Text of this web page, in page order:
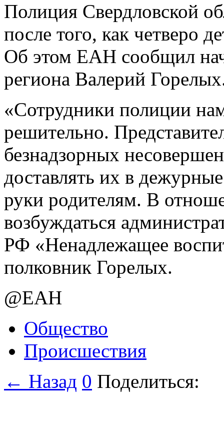
Полиция Свердловской
после того, как четверо
Об этом ЕАН сообщил
региона Валерий
«Сотрудники полиции
решительно.
безнадзорных
доставлять их в
руки родителям. В
возбуждаться
РФ «Ненадлежащее
полковник Горелых.
@ЕАН
Общество
Происшествия
← Назад 0 Поделиться: